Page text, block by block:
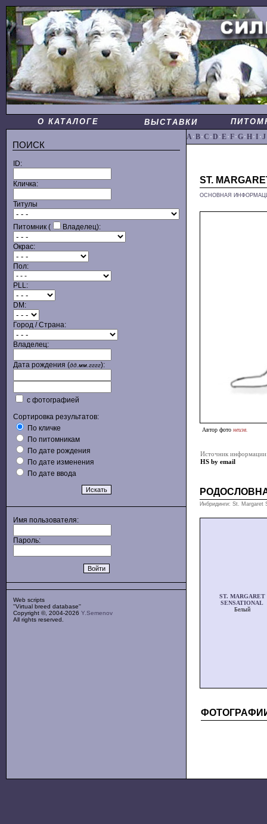
О КАТАЛОГЕ ВЫСТАВКИ
ПОИСК
ID:
Кличка:
Титулы
Питомник ( Владелец):
Окрас:
Пол:
PLL:
DM:
Город / Страна:
Владелец:
Дата рождения (дд.мм.гггг):
с фотографией
Сортировка результатов:
По кличке
По питомникам
По дате рождения
По дате изменения
По дате ввода
Имя пользователя:
Пароль:
Web scripts
''Virtual breed database''
Copyright ©, 2004-2026 Y.Semenov
All rights reserved.
A·B·C ·D ·E·F·G·H·I ·J
ST.
ОСНОВНАЯ
Автор фото неизв.
Источник
HS by email
Инбридинги: St.
ST. MARGARET
SENSATIONAL
Белый